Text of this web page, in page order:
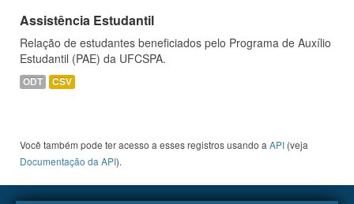
Assistência Estudantil
Relação de estudantes beneficiados pelo Programa de Auxílio
Estudantil (PAE) da UFCSPA.
ODT CSV
Você também pode ter acesso a esses registros usando a API (veja
Documentação da API).